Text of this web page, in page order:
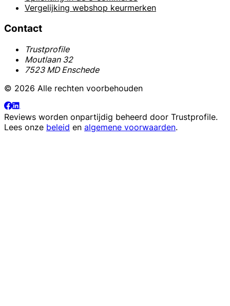
Vergelijking webshop keurmerken
Contact
Trustprofile
Moutlaan 32
7523 MD Enschede
© 2026 Alle rechten voorbehouden
Reviews worden onpartijdig beheerd door Trustprofile.
Lees onze beleid en algemene voorwaarden.